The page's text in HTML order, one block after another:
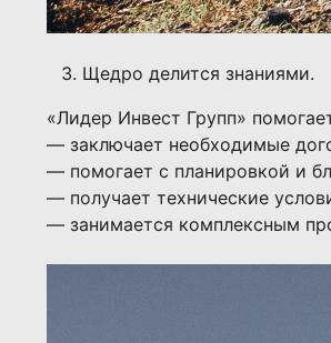
Щедро делится знаниями.
«Лидер Инвест Групп»
— заключает необходимые
— помогает с планировкой и
— получает технические
— занимается комплексным